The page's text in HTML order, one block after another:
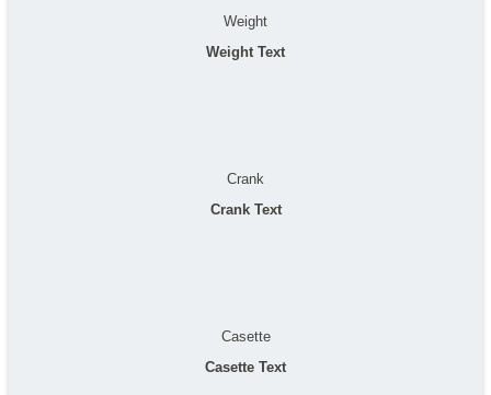
Weight
Weight Text
Crank
Crank Text
Casette
Casette Text